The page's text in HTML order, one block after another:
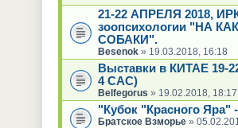
21-22 АПРЕЛЯ 2018,
зоопсихологии "НА
СОБАКИ".
Besenok» 19.03.2018, 16:18
Выставки в КИТАЕ 19-
4 CAC)
Belfegorus » 19.02.2018, 18:17
"Кубок "Красного Яра"
Братское Взморье»